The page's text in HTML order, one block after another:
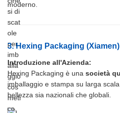
moderno.
3. Hexing Packaging (Xiamen)
Introduzione all'Azienda:
Hexing Packaging è una società
imballaggio e stampa su larga
bellezza sia nazionali che globali.